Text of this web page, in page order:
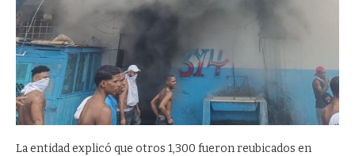
La entidad explicó que otros 1,300 fueron reubicados en